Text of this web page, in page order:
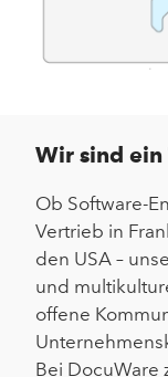
Wir sind ein
Ob Software-
Vertrieb in
den USA –
und
offene
Bei DocuWare